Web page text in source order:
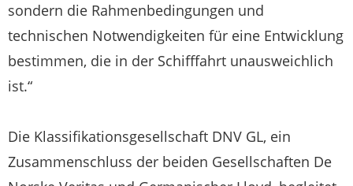
sondern die Rahmenbedingungen und
technischen Notwendigkeiten für eine Entwicklung
bestimmen, die in der Schifffahrt unausweichlich
ist.“
Die Klassifikationsgesellschaft DNV GL, ein
Zusammenschluss der beiden Gesellschaften De